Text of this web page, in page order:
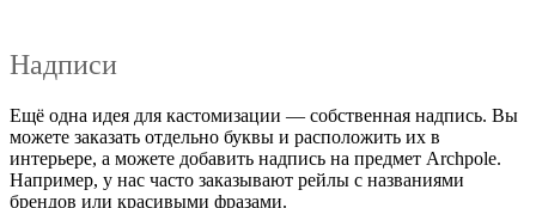
Надписи
Ещё одна идея для кастомизации — собственная надпись. Вы
можете заказать отдельно буквы и расположить их в
интерьере, а можете добавить надпись на предмет Archpole.
Например, у нас часто заказывают рейлы с названиями
брендов или красивыми фразами.